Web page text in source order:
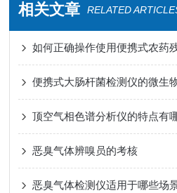
相关文章 RELATED
如何正确操作使用便携式农药
便携式大肠杆菌检测仪的微生
顶空气相色谱分析仪的特点有
恶臭气体辨嗅员的考核
恶臭气体检测仪适用于哪些场